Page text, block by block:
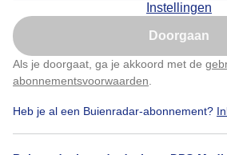
Instellingen
Doorgaan
Als je doorgaat, ga je akkoord met de
abonnementsvoorwaarden
Heb je al een Buienradar-abonnement?
Blaricum vanmorgen.
Nu niet, misschien
Klik hierom dit aan te